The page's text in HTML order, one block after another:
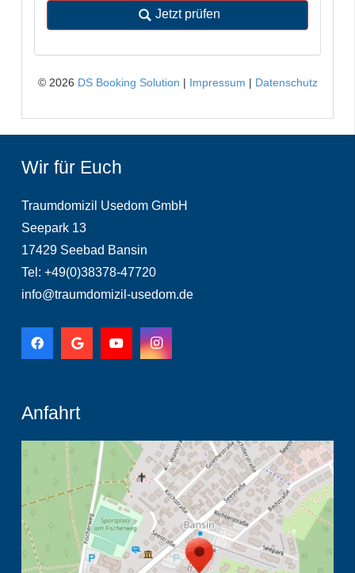
Wir für Euch
Traumdomizil Usedom GmbH
Seepark 13
17429 Seebad Bansin
Tel: +49(0)38378-47720
info@traumdomizil-usedom.de
Anfahrt